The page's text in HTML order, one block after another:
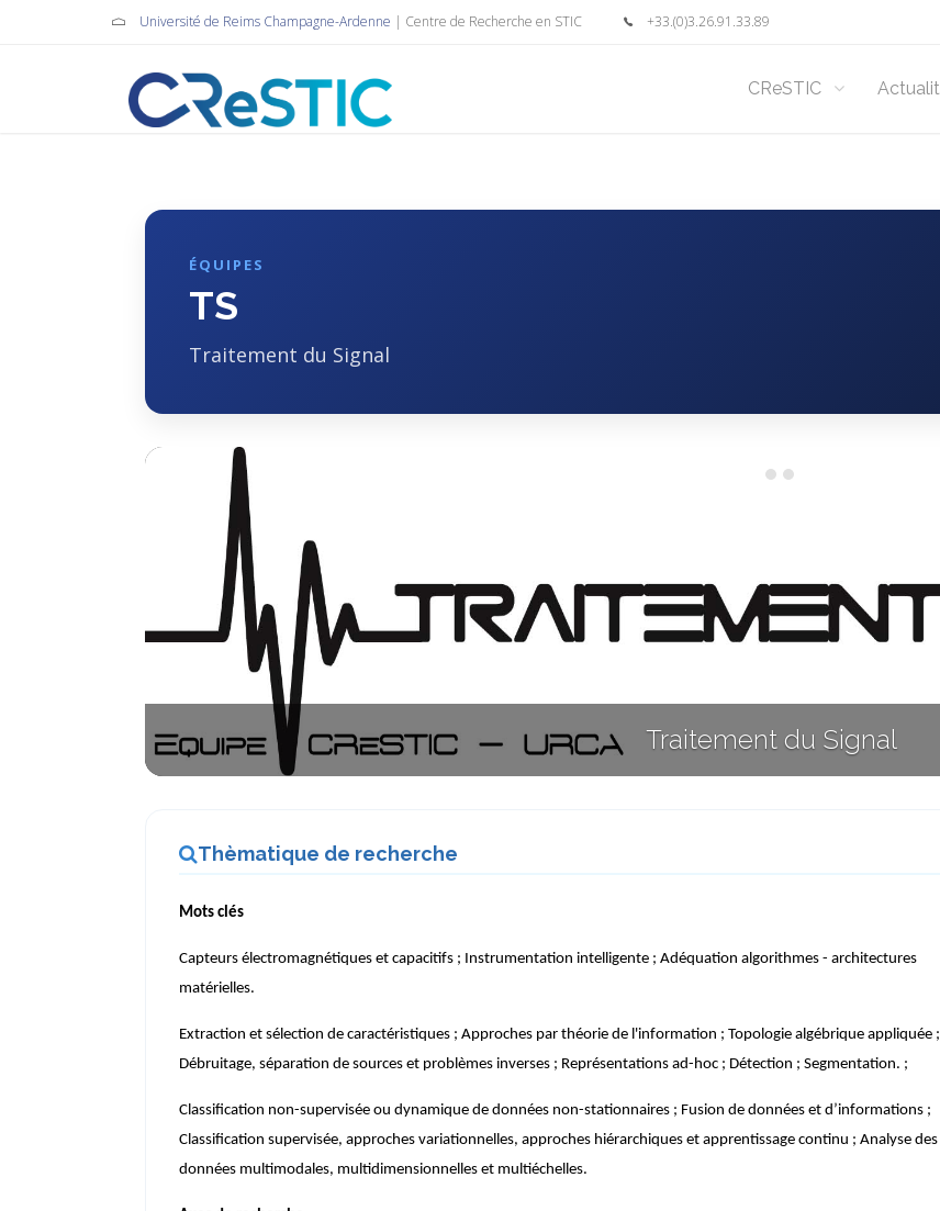
Université de Reims Champagne-Ardenne | Centre de Recherche en STIC +33.(0)3.26.91.33.89
CReSTIC
ÉQUIPES
TS
Traitement du Signal
Thèmatique de recherche
Mots clés
Capteurs électromagnétiques et capacitifs ; Instrumentation intelligente ; Adéquation algorithmes - architectures
matérielles.
Extraction et sélection de caractéristiques ; Approches par théorie de l'information ; Topologie algébrique appliquée ;
Débruitage, séparation de sources et problèmes inverses ; Représentations ad-hoc ; Détection ; Segmentation. ;
Classification non-supervisée ou dynamique de données non-stationnaires ; Fusion de données et d’informations ;
Classification supervisée, approches variationnelles, approches hiérarchiques et apprentissage continu ; Analyse des
données multimodales, multidimensionnelles et multiéchelles.